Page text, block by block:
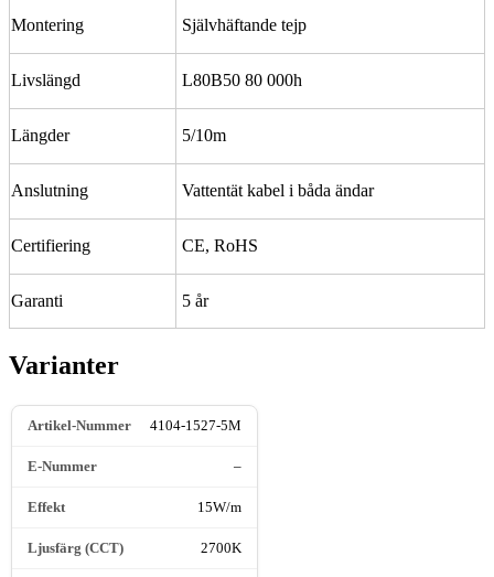
Montering Självhäftande tejp
Livslängd L80B50 80 000h
Längder 5/10m
Anslutning Vattentät kabel i båda ändar
Certifiering CE, RoHS
Garanti 5 år
Varianter
4104-1527-5M
–
15W/m
2700K